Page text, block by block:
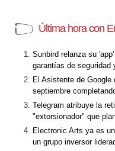
Última hora con
Sunbird relanza su
garantías de seguridad
El Asistente de Google
septiembre
Telegram atribuye la
"extorsionador" que
Electronic Arts ya es
un grupo inversor